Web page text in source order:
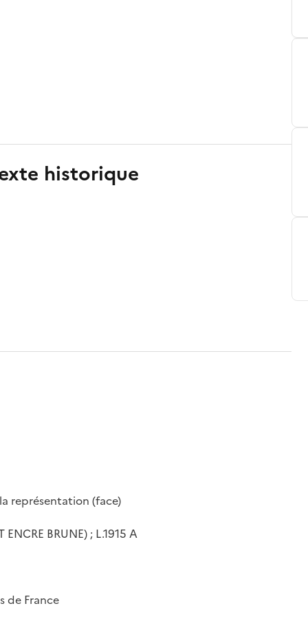
historique
représentation (face)
BRUNE) ; L.1915 A
de France